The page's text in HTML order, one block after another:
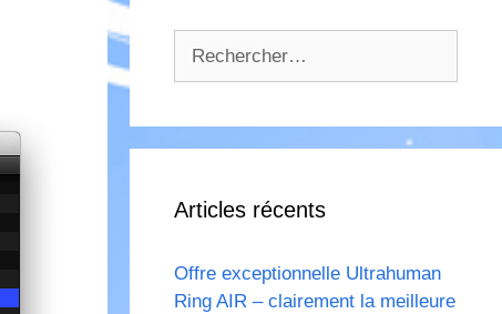
Articles récents
Offre exceptionnelle Ultrahuman
Ring AIR – clairement la meilleure